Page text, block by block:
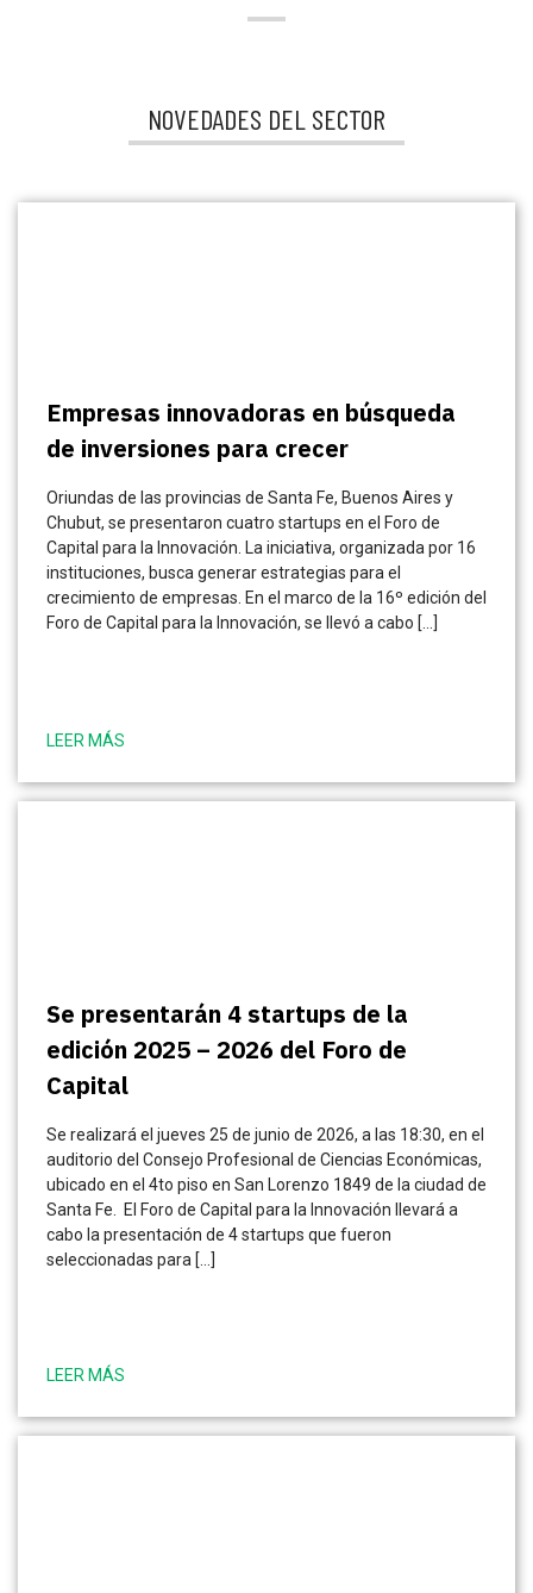
NOVEDADES DEL SECTOR
Empresas innovadoras en búsqueda
de inversiones para crecer
Oriundas de las provincias de Santa Fe, Buenos Aires y
Chubut, se presentaron cuatro startups en el Foro de
Capital para la Innovación. La iniciativa, organizada por 16
instituciones, busca generar estrategias para el
crecimiento de empresas. En el marco de la 16º edición del
Foro de Capital para la Innovación, se llevó a cabo […]
LEER MÁS
Se presentarán 4 startups de la
edición 2025 – 2026 del Foro de
Capital
Se realizará el jueves 25 de junio de 2026, a las 18:30, en el
auditorio del Consejo Profesional de Ciencias Económicas,
ubicado en el 4to piso en San Lorenzo 1849 de la ciudad de
Santa Fe. El Foro de Capital para la Innovación llevará a
cabo la presentación de 4 startups que fueron
seleccionadas para […]
LEER MÁS